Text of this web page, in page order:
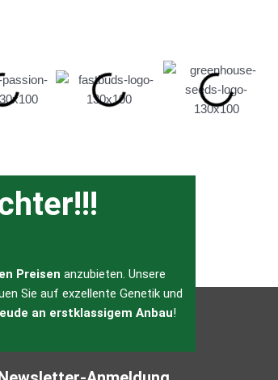
Preisen anzubieten. Unsere
Sie auf exzellente Genetik und
an erstklassigem Anbau!